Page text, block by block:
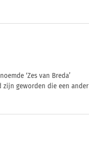
‘Zes van Breda’
zijn geworden die een ander